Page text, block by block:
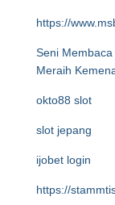
https://
Seni
Meraih
okto88 slot
slot jepang
ijobet login
https://